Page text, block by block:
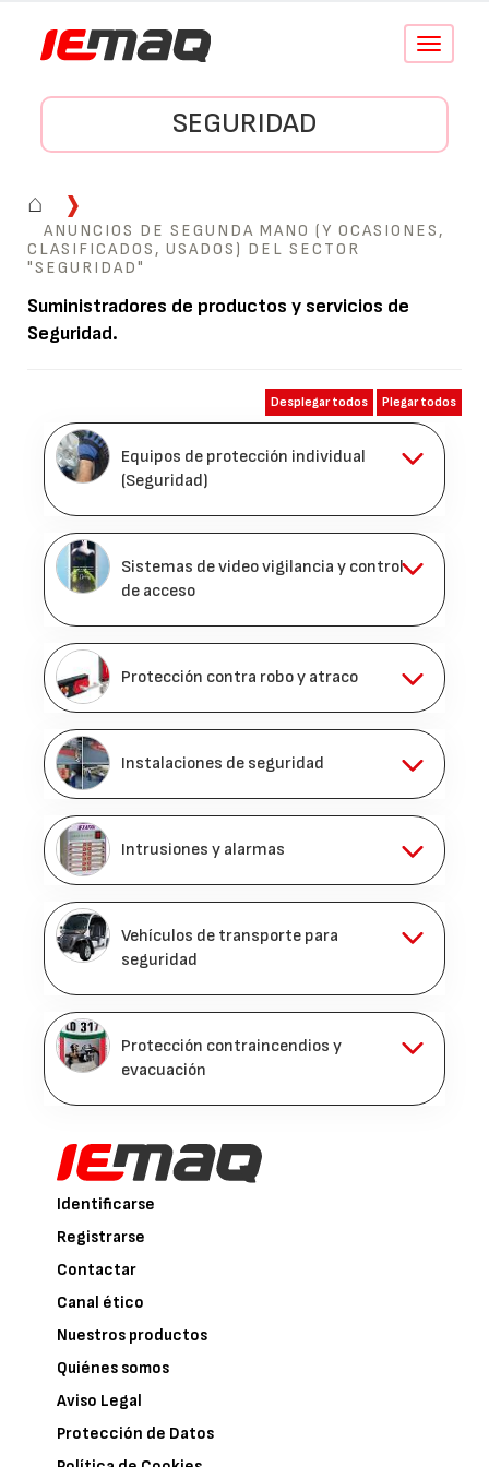
Conmutar
SEGURIDAD
⌂
ANUNCIOS DE SEGUNDA MANO (Y OCASIONES,
CLASIFICADOS, USADOS) DEL SECTOR
"SEGURIDAD"
Suministradores de productos y servicios de
Seguridad.
Desplegar todos Plegar todos
Equipos de protección individual
(Seguridad)
Sistemas de video vigilancia y control
de acceso
Protección contra robo y atraco
Instalaciones de seguridad
Intrusiones y alarmas
Vehículos de transporte para
seguridad
Protección contraincendios y
evacuación
Identificarse
Registrarse
Contactar
Canal ético
Nuestros productos
Quiénes somos
Aviso Legal
Protección de Datos